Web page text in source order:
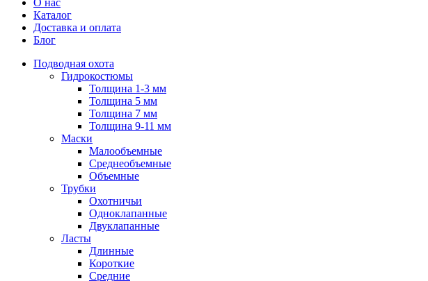
О нас
Каталог
Доставка и оплата
Блог
Подводная охота
Гидрокостюмы
Толщина 1-3 мм
Толщина 5 мм
Толщина 7 мм
Толщина 9-11 мм
Маски
Малообъемные
Среднеобъемные
Объемные
Трубки
Охотничьи
Одноклапанные
Двуклапанные
Ласты
Длинные
Короткие
Средние